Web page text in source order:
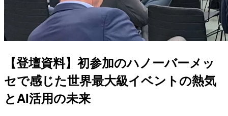
【登壇資料】初参加のハノーバーメッ
セで感じた世界最大級イベントの熱気
とAI活用の未来